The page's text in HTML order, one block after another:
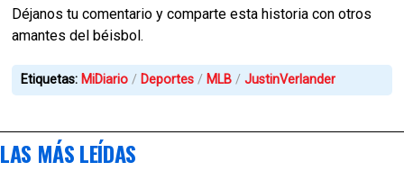
Déjanos tu comentario y comparte esta historia con otros
amantes del béisbol.
Etiquetas: MiDiario Deportes MLB JustinVerlander
LAS MÁS LEÍDAS